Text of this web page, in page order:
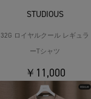
STUDIOUS
32G ロイヤルクール レギュラ
ーTシャツ
￥11,000